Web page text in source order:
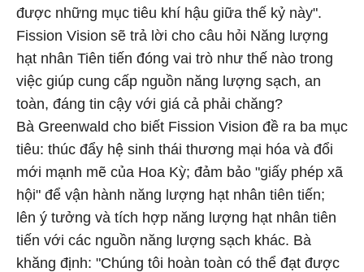
được những mục tiêu khí hậu giữa thế kỷ này".
Fission Vision sẽ trả lời cho câu hỏi Năng lượng
hạt nhân Tiên tiến đóng vai trò như thế nào trong
việc giúp cung cấp nguồn năng lượng sạch, an
toàn, đáng tin cậy với giá cả phải chăng?
Bà Greenwald cho biết Fission Vision đề ra ba mục
tiêu: thúc đẩy hệ sinh thái thương mại hóa và đổi
mới mạnh mẽ của Hoa Kỳ; đảm bảo "giấy phép xã
hội" để vận hành năng lượng hạt nhân tiên tiến;
lên ý tưởng và tích hợp năng lượng hạt nhân tiên
tiến với các nguồn năng lượng sạch khác. Bà
khăng định: "Chúng tôi hoàn toàn có thể đạt được